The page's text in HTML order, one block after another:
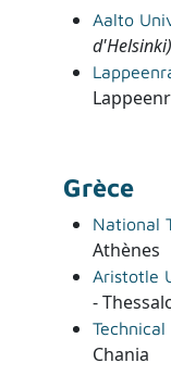
Aalto
d'Helsinki)
Grèce
National
Athènes
Aristotle
-
Chania